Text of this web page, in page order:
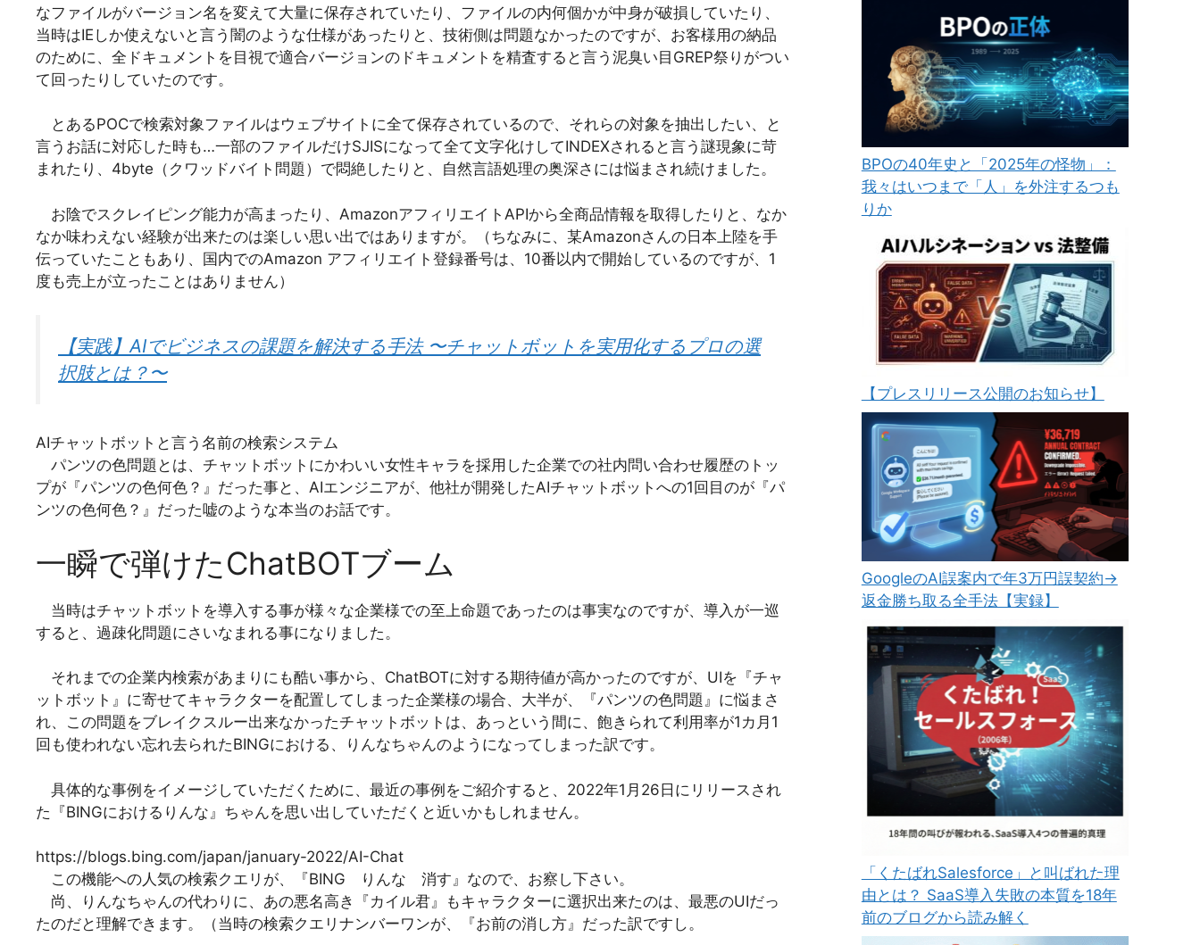
なファイルがバージョン名を変えて大量に保存されていたり、ファイルの内何個かが中身が破損していたり、
当時はIEしか使えないと言う闇のような仕様があったりと、技術側は問題なかったのですが、お客様用の納品
のために、全ドキュメントを目視で適合バージョンのドキュメントを精査すると言う泥臭い目GREP祭りがつい
て回ったりしていたのです。
とあるPOCで検索対象ファイルはウェブサイトに全て保存されているので、それらの対象を抽出したい、と
言うお話に対応した時も…一部のファイルだけSJISになって全て文字化けしてINDEXされると言う謎現象に苛
まれたり、4byte（クワッドバイト問題）で悶絶したりと、自然言語処理の奥深さには悩まされ続けました。
お陰でスクレイピング能力が高まったり、AmazonアフィリエイトAPIから全商品情報を取得したりと、なか
なか味わえない経験が出来たのは楽しい思い出ではありますが。（ちなみに、某Amazonさんの日本上陸を手
伝っていたこともあり、国内でのAmazon アフィリエイト登録番号は、10番以内で開始しているのですが、1
度も売上が立ったことはありません）
【実践】AIでビジネスの課題を解決する手法 〜チャットボットを実用化するプロの選
択肢とは？〜
AIチャットボットと言う名前の検索システム
パンツの色問題とは、チャットボットにかわいい女性キャラを採用した企業での社内問い合わせ履歴のトッ
プが『パンツの色何色？』だった事と、AIエンジニアが、他社が開発したAIチャットボットへの1回目のが『パ
ンツの色何色？』だった嘘のような本当のお話です。
一瞬で弾けたChatBOTブーム
当時はチャットボットを導入する事が様々な企業様での至上命題であったのは事実なのですが、導入が一巡
すると、過疎化問題にさいなまれる事になりました。
それまでの企業内検索があまりにも酷い事から、ChatBOTに対する期待値が高かったのですが、UIを『チャ
ットボット』に寄せてキャラクターを配置してしまった企業様の場合、大半が、『パンツの色問題』に悩まさ
れ、この問題をブレイクスルー出来なかったチャットボットは、あっという間に、飽きられて利用率が1カ月1
回も使われない忘れ去られたBINGにおける、りんなちゃんのようになってしまった訳です。
具体的な事例をイメージしていただくために、最近の事例をご紹介すると、2022年1月26日にリリースされ
た『BINGにおけるりんな』ちゃんを思い出していただくと近いかもしれません。
https://blogs.bing.com/japan/january-2022/AI-Chat
この機能への人気の検索クエリが、『BING りんな 消す』なので、お察し下さい。
尚、りんなちゃんの代わりに、あの悪名高き『カイル君』もキャラクターに選択出来たのは、最悪のUIだっ
たのだと理解できます。（当時の検索クエリナンバーワンが、『お前の消し方』だった訳ですし。
BPOの40年史と「2025年の怪物」：
我々はいつまで「人」を外注するつも
りか
【プレスリリース公開のお知らせ】
GoogleのAI誤案内で年3万円誤契約→
返金勝ち取る全手法【実録】
「くたばれSalesforce」と叫ばれた理
由とは？ SaaS導入失敗の本質を18年
前のブログから読み解く